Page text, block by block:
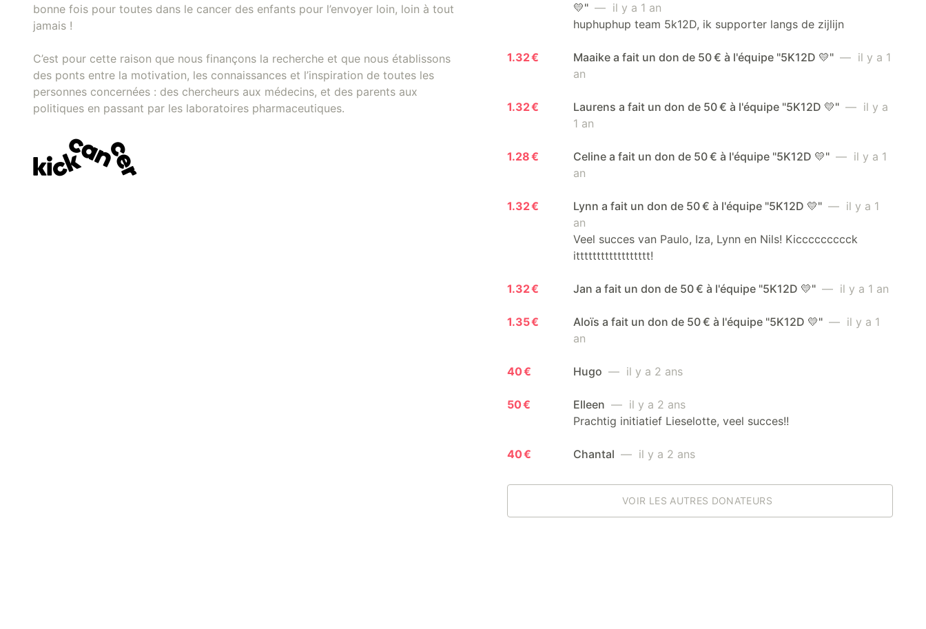
bonne fois pour toutes dans le cancer des enfants pour l’envoyer loin, loin à tout
jamais !
C’est pour cette raison que nous finançons la recherche et que nous établissons
des ponts entre la motivation, les connaissances et l’inspiration de toutes les
personnes concernées : des chercheurs aux médecins, et des parents aux
politiques en passant par les laboratoires pharmaceutiques.
💛" — il y a 1 an
huphuphup team 5k12D, ik supporter langs de zijlijn
1.32 € Maaike a fait un don de 50 € à l'équipe "5K12D 💛" — il y a 1
an
1.32 € Laurens a fait un don de 50 € à l'équipe "5K12D 💛" — il y a
1 an
1.28 € Celine a fait un don de 50 € à l'équipe "5K12D 💛" — il y a 1
an
1.32 € Lynn a fait un don de 50 € à l'équipe "5K12D 💛" — il y a 1
an
Veel succes van Paulo, Iza, Lynn en Nils! Kiccccccccck
itttttttttttttttttt!
1.32 € Jan a fait un don de 50 € à l'équipe "5K12D 💛" — il y a 1 an
1.35 € Aloïs a fait un don de 50 € à l'équipe "5K12D 💛" — il y a 1
an
40 € Hugo — il y a 2 ans
50 € Elleen — il y a 2 ans
Prachtig initiatief Lieselotte, veel succes!!
40 € Chantal — il y a 2 ans
VOIR LES AUTRES DONATEURS